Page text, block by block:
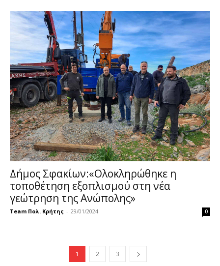
Δήμος Σφακίων:«Ολοκληρώθηκε η
τοποθέτηση εξοπλισμού στη νέα
γεώτρηση της Ανώπολης»
Team Πολ. Κρήτης - 29/01/2024 0
1 2 3